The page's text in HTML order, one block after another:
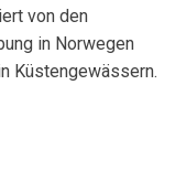
von den
in Norwegen
Küstengewässern.